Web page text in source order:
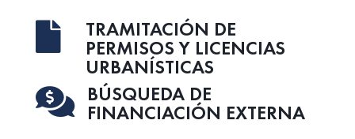
 TRAMITACIÓN DE
PERMISOS Y LICENCIAS
URBANÍSTICAS
 BÚSQUEDA DE
FINANCIACIÓN EXTERNA